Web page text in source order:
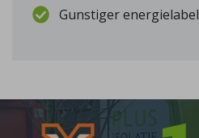
Gunstiger energielabel